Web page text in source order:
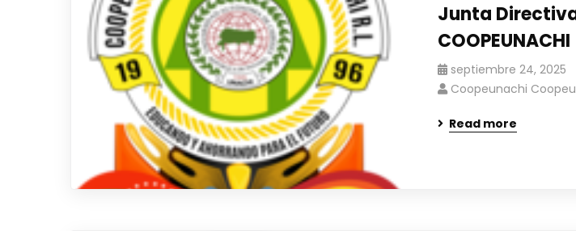
Junta
COOPEUNACHI
septiembre 24, 2025
Coopeunachi
Read more